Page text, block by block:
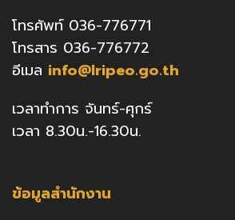
โทรศัพท์ 036-776771
โทรสาร 036-776772
อีเมล info@lripeo.go.th
เวลาทำการ จันทร์-ศุกร์
เวลา 8.30น.-16.30น.
ข้อมูลสำนักงาน